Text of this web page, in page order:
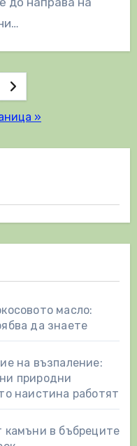
»
масло:
да знаете
на възпаление:
природни
наистина работят
камъни в бъбреците